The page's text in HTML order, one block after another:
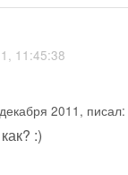
11:45:38
2011, писал:
:)